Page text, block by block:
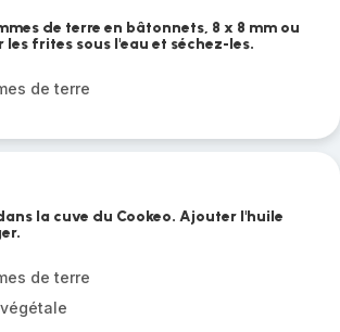
de terre en bâtonnets, 8 x 8 mm ou
les frites sous l'eau et séchez-les.
de terre
la cuve du Cookeo. Ajouter l'huile
de terre